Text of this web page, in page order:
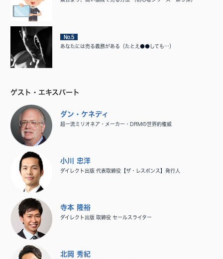
No.5
あなたには売る義務がある（たとえ●●しても…）
ゲスト・エキスパート
ダン・ケネディ
超一流ミリオネア・メーカー・DRMの世界的権威
小川 忠洋
ダイレクト出版 代表取締役【ザ・レスポンス】発行人
寺本 隆裕
ダイレクト出版 取締役 セールスライター
北岡 秀紀